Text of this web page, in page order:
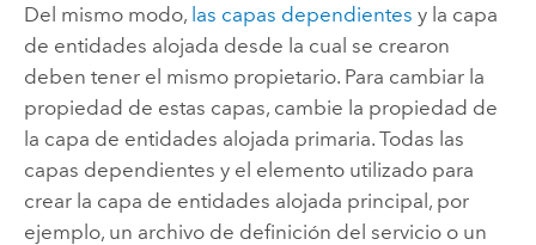
Del mismo modo, las capas dependientes y la capa
de entidades alojada desde la cual se crearon
deben tener el mismo propietario. Para cambiar la
propiedad de estas capas, cambie la propiedad de
la capa de entidades alojada primaria. Todas las
capas dependientes y el elemento utilizado para
crear la capa de entidades alojada principal, por
ejemplo, un archivo de definición del servicio o un